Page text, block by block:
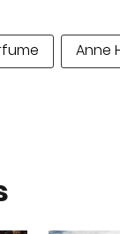
Anne